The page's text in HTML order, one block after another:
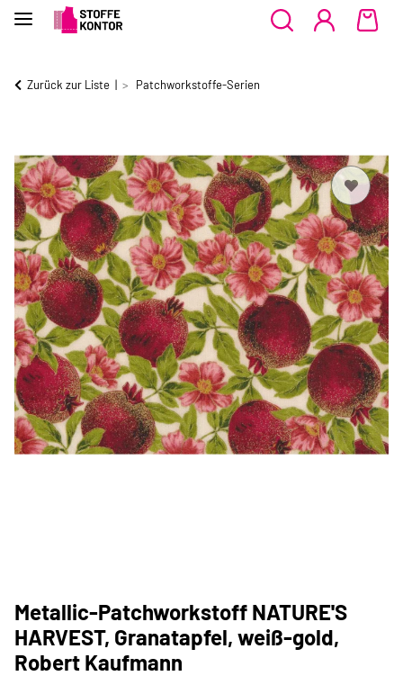
Zurück zur Liste Patchworkstoffe-Serien
Metallic-Patchworkstoff NATURE'S
HARVEST, Granatapfel, weiß-gold,
Robert Kaufmann